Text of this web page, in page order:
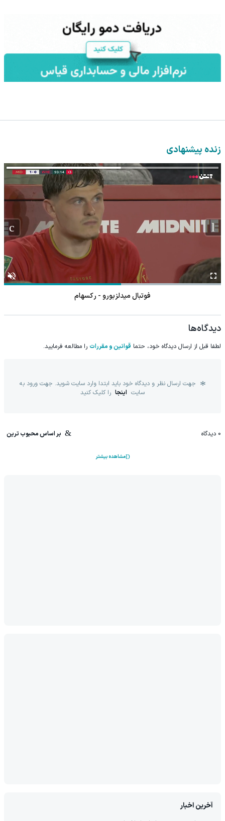
زنده پیشنهادی
فوتبال میدلزبورو - رکسهام
دیدگاه‌ها
لطفا قبل از ارسال دیدگاه خود، حتما قوانین و مقررات را مطالعه فرمایید.
جهت ارسال نظر و دیدگاه خود باید ابتدا وارد سایت شوید. جهت ورود به
سایت اینجا را کلیک کنید
0 دیدگاه بر اساس محبوب ترین
مشاهده بیشتر
آخرین اخبار